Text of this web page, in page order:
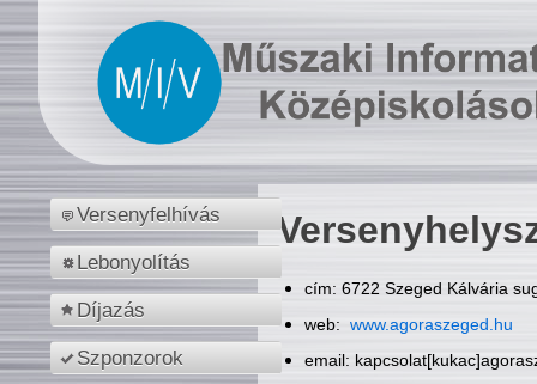
Versenyfelhívás
Lebonyolítás
Díjazás
Szponzorok
cím: 6722 Szeged Kálvária
web: www.agoraszeged.hu
email: